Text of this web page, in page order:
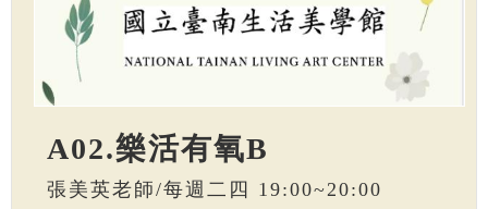
A02.樂活有氧B
張美英老師/每週二四 19:00~20:00